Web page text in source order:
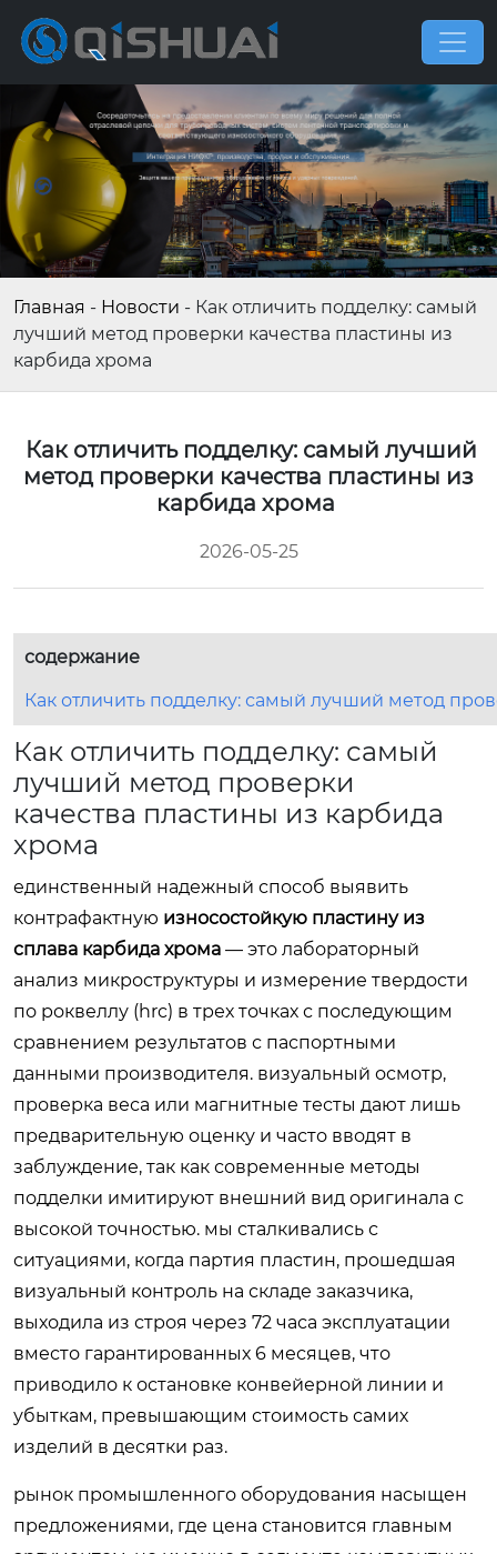
Главная - Новости - Как отличить подделку: самый
лучший метод проверки качества пластины из
карбида хрома
Как отличить подделку: самый лучший
метод проверки качества пластины из
карбида хрома
2026-05-25
содержание
Как отличить подделку: самый лучший метод
Как отличить подделку: самый
лучший метод проверки
качества пластины из карбида
хрома
единственный надежный способ выявить
контрафактную износостойкую пластину из
сплава карбида хрома — это лабораторный
анализ микроструктуры и измерение твердости
по роквеллу (hrc) в трех точках с последующим
сравнением результатов с паспортными
данными производителя. визуальный осмотр,
проверка веса или магнитные тесты дают лишь
предварительную оценку и часто вводят в
заблуждение, так как современные методы
подделки имитируют внешний вид оригинала с
высокой точностью. мы сталкивались с
ситуациями, когда партия пластин, прошедшая
визуальный контроль на складе заказчика,
выходила из строя через 72 часа эксплуатации
вместо гарантированных 6 месяцев, что
приводило к остановке конвейерной линии и
убыткам, превышающим стоимость самих
изделий в десятки раз.
рынок промышленного оборудования насыщен
предложениями, где цена становится главным